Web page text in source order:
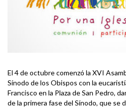
El 4 de octubre comenzó la XVI
Sínodo de los Obispos con la
Francisco en la Plaza de San Pedro,
de la primera fase del Sínodo, que se